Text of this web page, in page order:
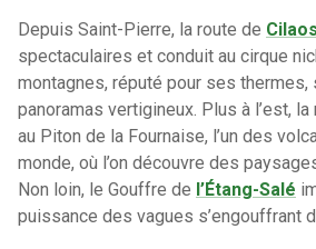
Depuis Saint-Pierre, la route de Cilaos
spectaculaires et conduit au cirque
montagnes, réputé pour ses
panoramas vertigineux. Plus à l’est,
au Piton de la Fournaise, l’un des
monde, où l’on découvre des
Non loin, le Gouffre de l’Étang-Salé
puissance des vagues s’engouffrant